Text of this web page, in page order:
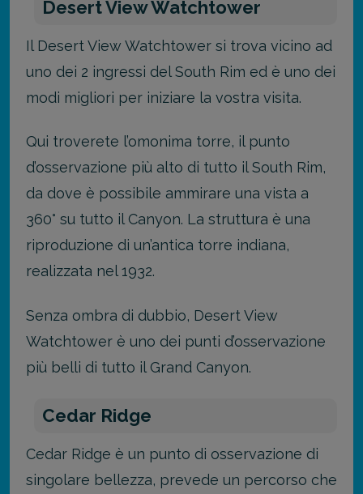
Desert View Watchtower
Il Desert View Watchtower si trova vicino ad
uno dei 2 ingressi del South Rim ed è uno dei
modi migliori per iniziare la vostra visita.
Qui troverete l’omonima torre, il punto
d’osservazione più alto di tutto il South Rim,
da dove è possibile ammirare una vista a
360° su tutto il Canyon. La struttura è una
riproduzione di un’antica torre indiana,
realizzata nel 1932.
Senza ombra di dubbio, Desert View
Watchtower è uno dei punti d’osservazione
più belli di tutto il Grand Canyon.
Cedar Ridge
Cedar Ridge è un punto di osservazione di
singolare bellezza, prevede un percorso che